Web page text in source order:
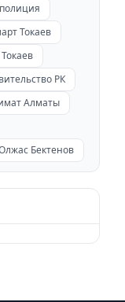
полиция
Токаев
РК
Алматы
Бектенов